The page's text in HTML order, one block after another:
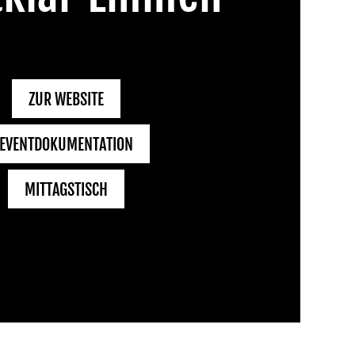
ZUR WEBSITE
EVENTDOKUMENTATION
MITTAGSTISCH